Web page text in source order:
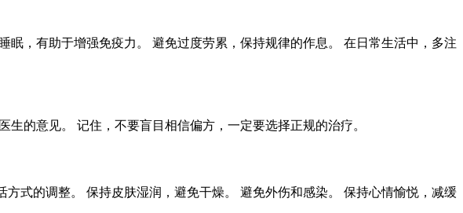
，有助于增强免疫力。 避免过度劳累，保持规律的作息。 在日常生活中，多注
的意见。 记住，不要盲目相信偏方，一定要选择正规的治疗。
式的调整。 保持皮肤湿润，避免干燥。 避免外伤和感染。 保持心情愉悦，减缓